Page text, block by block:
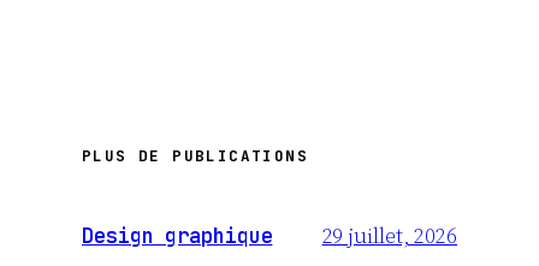
PLUS DE PUBLICATIONS
Design graphique 29 juillet, 2026